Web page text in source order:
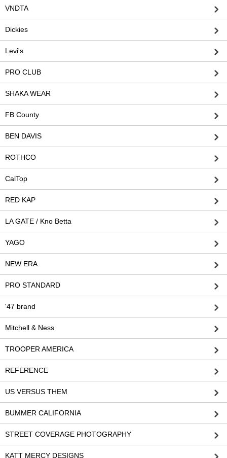
VNDTA
Dickies
Levi's
PRO CLUB
SHAKA WEAR
FB County
BEN DAVIS
ROTHCO
CalTop
RED KAP
LA GATE / Kno Betta
YAGO
NEW ERA
PRO STANDARD
'47 brand
Mitchell & Ness
TROOPER AMERICA
REFERENCE
US VERSUS THEM
BUMMER CALIFORNIA
STREET COVERAGE PHOTOGRAPHY
KATT MERCY DESIGNS